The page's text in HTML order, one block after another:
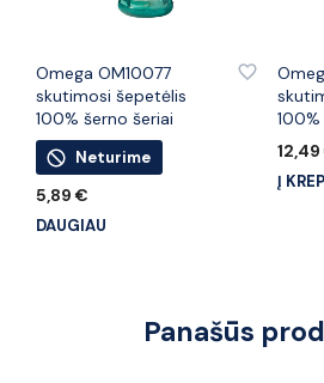
Omega OM10077
skutimosi šepetėlis
100% šerno šeriai
Neturime
5,89 €
DAUGIAU
12,49
Į
Panašūs